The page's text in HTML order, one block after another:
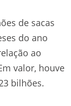
de sacas
do ano
ao
valor, houve
bilhões.